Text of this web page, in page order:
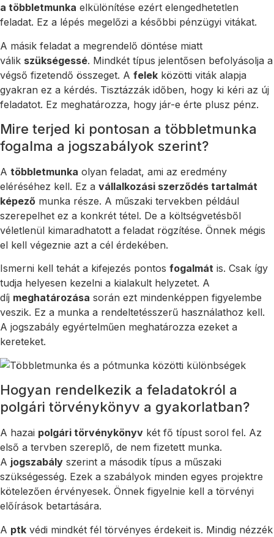
a többletmunka elkülönítése ezért elengedhetetlen
feladat. Ez a lépés megelőzi a későbbi pénzügyi vitákat.
A másik feladat a megrendelő döntése miatt
válik szükségessé. Mindkét típus jelentősen befolyásolja a
végső fizetendő összeget. A felek közötti viták alapja
gyakran ez a kérdés. Tisztázzák időben, hogy ki kéri az új
feladatot. Ez meghatározza, hogy jár-e érte plusz pénz.
Mire terjed ki pontosan a többletmunka
fogalma a jogszabályok szerint?
A többletmunka olyan feladat, ami az eredmény
eléréséhez kell. Ez a vállalkozási szerződés tartalmát
képező munka része. A műszaki tervekben például
szerepelhet ez a konkrét tétel. De a költségvetésből
véletlenül kimaradhatott a feladat rögzítése. Önnek mégis
el kell végeznie azt a cél érdekében.
Ismerni kell tehát a kifejezés pontos fogalmát is. Csak így
tudja helyesen kezelni a kialakult helyzetet. A
díj meghatározása során ezt mindenképpen figyelembe
veszik. Ez a munka a rendeltetésszerű használathoz kell.
A jogszabály egyértelműen meghatározza ezeket a
kereteket.
Hogyan rendelkezik a feladatokról a
polgári törvénykönyv a gyakorlatban?
A hazai polgári törvénykönyv két fő típust sorol fel. Az
első a tervben szereplő, de nem fizetett munka.
A jogszabály szerint a második típus a műszaki
szükségesség. Ezek a szabályok minden egyes projektre
kötelezően érvényesek. Önnek figyelnie kell a törvényi
előírások betartására.
A ptk védi mindkét fél törvényes érdekeit is. Mindig nézzék